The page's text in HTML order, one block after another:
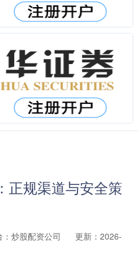
正规渠道与安全策
：炒股配资公司
更新：2026-